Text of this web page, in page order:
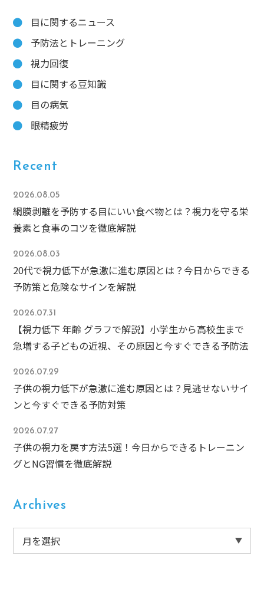
目に関するニュース
予防法とトレーニング
視力回復
目に関する豆知識
目の病気
眼精疲労
Recent
2026.08.05
網膜剥離を予防する目にいい食べ物とは？視力を守る栄
養素と食事のコツを徹底解説
2026.08.03
20代で視力低下が急激に進む原因とは？今日からできる
予防策と危険なサインを解説
2026.07.31
【視力低下 年齢 グラフで解説】小学生から高校生まで
急増する子どもの近視、その原因と今すぐできる予防法
2026.07.29
子供の視力低下が急激に進む原因とは？見逃せないサイ
ンと今すぐできる予防対策
2026.07.27
子供の視力を戻す方法5選！今日からできるトレーニン
グとNG習慣を徹底解説
Archives